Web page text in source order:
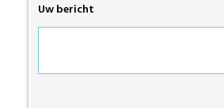
Uw bericht